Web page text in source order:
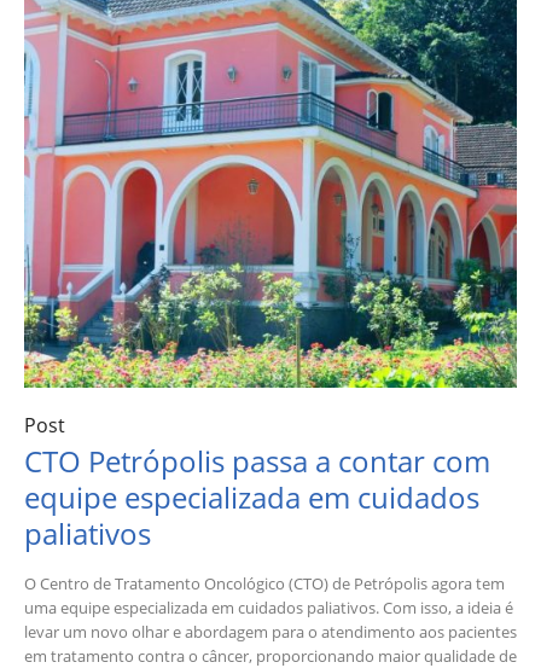
Post
CTO Petrópolis passa a contar com
equipe especializada em cuidados
paliativos
O Centro de Tratamento Oncológico (CTO) de Petrópolis agora tem
uma equipe especializada em cuidados paliativos. Com isso, a ideia é
levar um novo olhar e abordagem para o atendimento aos pacientes
em tratamento contra o câncer, proporcionando maior qualidade de